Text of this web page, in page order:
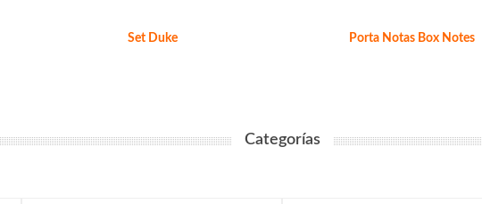
Set Duke Porta Notas Box Notes
Categorías